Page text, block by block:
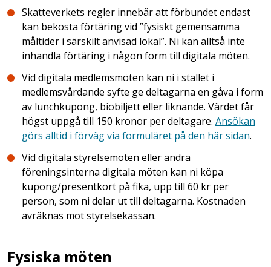
Skatteverkets regler innebär att förbundet endast
kan bekosta förtäring vid ”fysiskt gemensamma
måltider i särskilt anvisad lokal”. Ni kan alltså inte
inhandla förtäring i någon form till digitala möten.
Vid digitala medlemsmöten kan ni i stället i
medlemsvårdande syfte ge deltagarna en gåva i form
av lunchkupong, biobiljett eller liknande. Värdet får
högst uppgå till 150 kronor per deltagare. Ansökan
görs alltid i förväg via formuläret på den här sidan.
Vid digitala styrelsemöten eller andra
föreningsinterna digitala möten kan ni köpa
kupong/presentkort på fika, upp till 60 kr per
person, som ni delar ut till deltagarna. Kostnaden
avräknas mot styrelsekassan.
Fysiska möten